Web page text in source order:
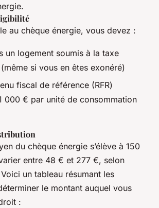
au chèque énergie, vous devez :
un logement soumis à la taxe
si vous en êtes exonéré)
fiscal de référence (RFR)
000 € par unité de consommation
du chèque énergie s’élève à 150
entre 48 € et 277 €, selon
un tableau résumant les
le montant auquel vous
: